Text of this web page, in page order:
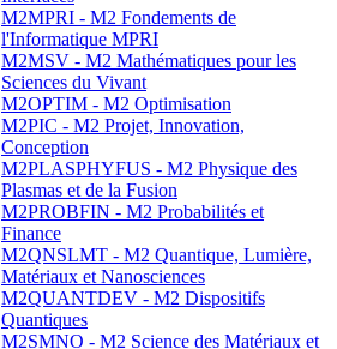
M2MPRI - M2 Fondements de
l'Informatique MPRI
M2MSV - M2 Mathématiques pour les
Sciences du Vivant
M2OPTIM - M2 Optimisation
M2PIC - M2 Projet, Innovation,
Conception
M2PLASPHYFUS - M2 Physique des
Plasmas et de la Fusion
M2PROBFIN - M2 Probabilités et
Finance
M2QNSLMT - M2 Quantique, Lumière,
Matériaux et Nanosciences
M2QUANTDEV - M2 Dispositifs
Quantiques
M2SMNO - M2 Science des Matériaux et